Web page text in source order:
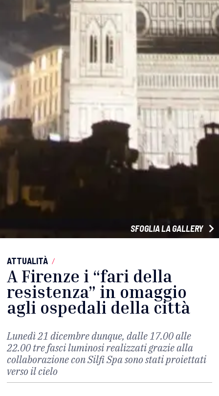
SFOGLIA LA GALLERY
ATTUALITÀ /
A Firenze i “fari della
resistenza” in omaggio
agli ospedali della città
Lunedì 21 dicembre dunque, dalle 17.00 alle
22.00 tre fasci luminosi realizzati grazie alla
collaborazione con Silfi Spa sono stati proiettati
verso il cielo